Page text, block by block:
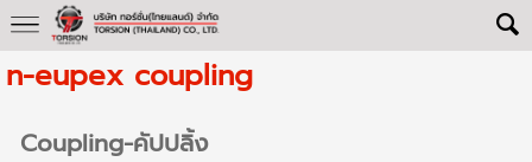
n-eupex coupling
Coupling-คัปปลิ้ง